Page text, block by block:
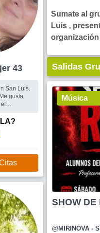
Mujer 43
San Luis.
gusta
el baile
sa
Sumate al
Luis ,
Salidas
Música
SHOW DE
@MIRINOVA-